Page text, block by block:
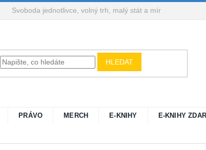
Svoboda jednotlivce, volný trh, malý stát a mír
HLEDAT
PRÁVO MERCH E-KNIHY E-KNIHY